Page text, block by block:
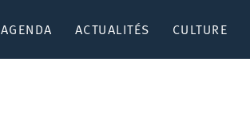
AGENDA ACTUALITÉS CULTURE